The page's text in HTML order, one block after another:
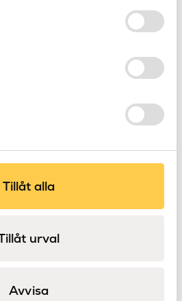
Tillåt alla
urval
Avvisa
Toalettpappershållare
Novellini